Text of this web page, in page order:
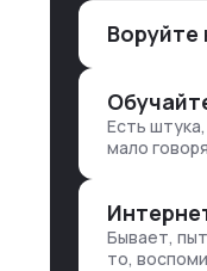
Объясню
лет 15
1.
проекту
Воруйте
Есть
мало
стороны. Ты что-то хватаешь у
клиента: е…
Бывает,
то,